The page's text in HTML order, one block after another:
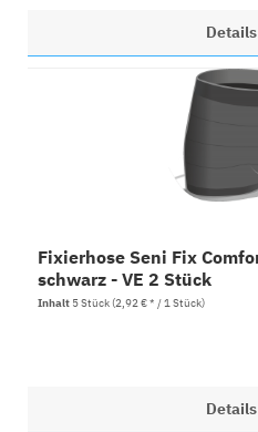
Details
Fixierhose Seni Fix
schwarz - VE 2 Stück
Inhalt 5 Stück(2,92 € * / 1 Stück)
Details